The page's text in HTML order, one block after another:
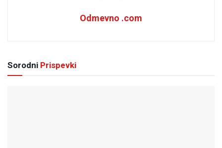
Odmevno .com
Sorodni Prispevki